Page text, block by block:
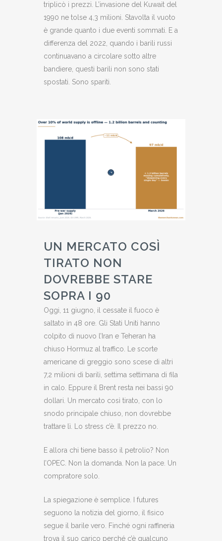
triplicò i prezzi. L’invasione del Kuwait del
1990 ne tolse 4,3 milioni. Stavolta il vuoto
è grande quanto i due eventi sommati. E a
differenza del 2022, quando i barili russi
continuavano a circolare sotto altre
bandiere, questi barili non sono stati
spostati. Sono spariti.
UN MERCATO COSÌ
TIRATO NON
DOVREBBE STARE
SOPRA I 90
Oggi, 11 giugno, il cessate il fuoco è
saltato in 48 ore. Gli Stati Uniti hanno
colpito di nuovo l’Iran e Teheran ha
chiuso Hormuz al traffico. Le scorte
americane di greggio sono scese di altri
7,2 milioni di barili, settima settimana di fila
in calo. Eppure il Brent resta nei bassi 90
dollari. Un mercato così tirato, con lo
snodo principale chiuso, non dovrebbe
trattare lì. Lo stress c’è. Il prezzo no.
E allora chi tiene basso il petrolio? Non
l’OPEC. Non la domanda. Non la pace. Un
compratore solo.
La spiegazione è semplice. I futures
seguono la notizia del giorno, il fisico
segue il barile vero. Finché ogni raffineria
trova il suo carico perché c’è qualcuno